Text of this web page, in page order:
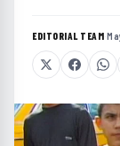
EDITORIAL TEAM·